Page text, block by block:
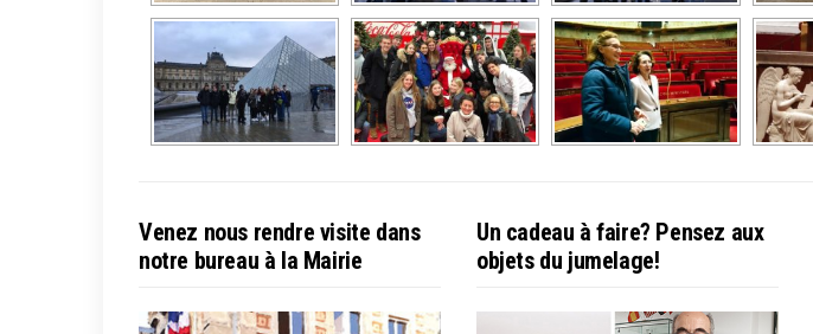
Venez nous rendre visite dans
notre bureau à la Mairie
Un cadeau à faire? Pensez aux
objets du jumelage!